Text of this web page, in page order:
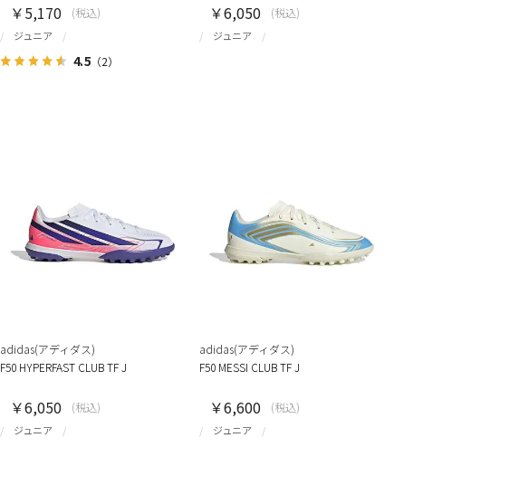
ジュニア
4.5 （2）
￥5,170 (税込)
ジュニア
￥6,050 (税込)
adidas(アディダス)
F50 HYPERFAST CLUB TF J
ジュニア
￥6,050 (税込)
adidas(アディダス)
F50 MESSI CLUB TF J
ジュニア
￥6,600 (税込)